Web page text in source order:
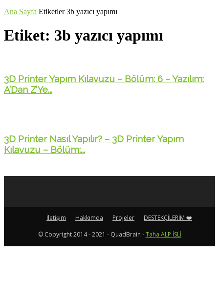
Ana Sayfa Etiketler 3b yazıcı yapımı
Etiket: 3b yazıcı yapımı
3D Printer Yapım Kılavuzu – Bölüm: 6 – Yazılım:
A’Dan Z’Ye...
3D Printer Nasıl Yapılır? – 3D Printer Yapım
Kılavuzu – Bölüm:...
İletişim Hakkımda Projeler
DESTEKÇİLERİM ❤️
© Copyright 2014 - 2021 - QuadBrain -Taha ALP İSLİ